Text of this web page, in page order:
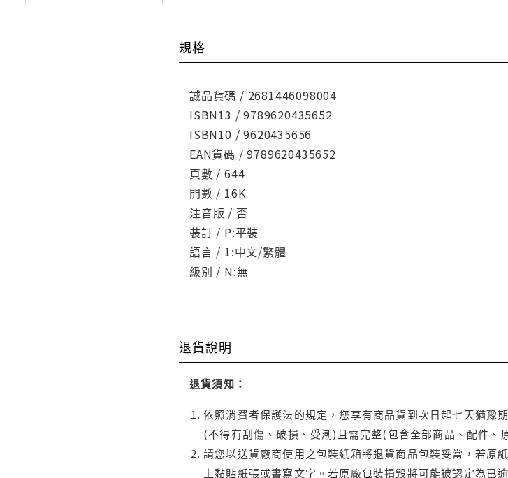
規格
誠品貨碼 / 2681446098004
ISBN13 / 9789620435652
ISBN10 / 9620435656
EAN貨碼 / 9789620435652
頁數 / 644
開數 / 16K
注音版 / 否
裝訂 / P:平裝
語言 / 1:中文/繁體
級別 / N:無
退貨說明
退貨須知：
依照消費者保護法的規定，您享有商品貨到次日起七天猶
(不得有刮傷、破損、受潮)且需完整(包含全部商品、配件、
請您以送貨廠商使用之包裝紙箱將退貨商品包裝妥當，若原
上黏貼紙張或書寫文字。若原廠包裝損毀將可能被認定為